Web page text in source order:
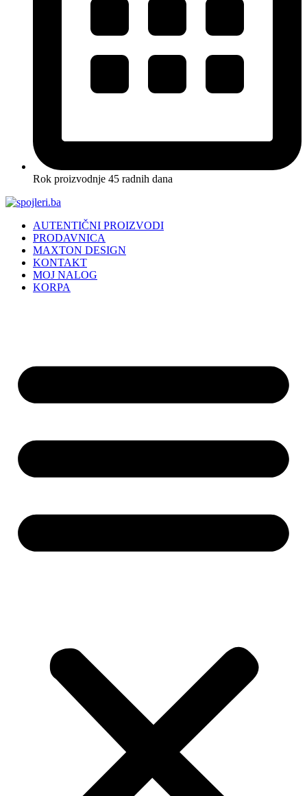
Rok proizvodnje 45 radnih dana
AUTENTIČNI PROIZVODI
PRODAVNICA
MAXTON DESIGN
KONTAKT
MOJ NALOG
KORPA